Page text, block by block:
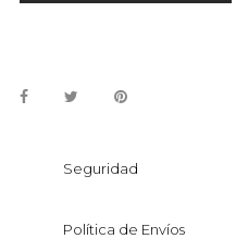
Seguridad
Política de Envíos